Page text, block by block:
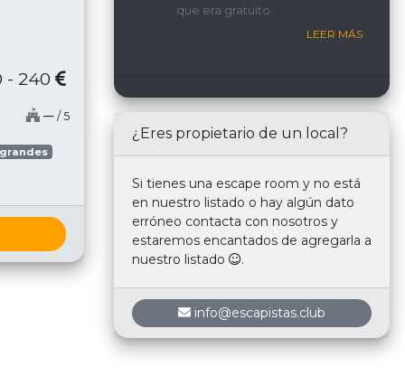
- 240
─ / 5
nosotros.
que era gratuito
LEER MÁS
¿Eres propietario de un local?
Si tienes una escape room y no está
en nuestro listado o hay algún dato
erróneo contacta con nosotros y
estaremos encantados de agregarla a
nuestro listado
.
info@escapistas.club